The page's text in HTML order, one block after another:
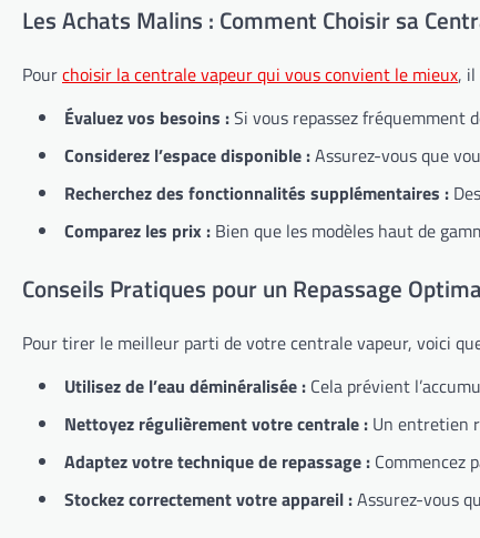
Les Achats Malins : Comment Choisir sa
Pourchoisir la centrale vapeur qui vous convient le mieux,
Évaluez vos besoins :Si vous repassez fréquemment
Considerez l’espace disponible :Assurez-vous que
Recherchez des fonctionnalités supplémentaires :
Comparez les prix : Bien que les modèles haut de
Conseils Pratiques pour un Repassage
Pour tirer le meilleur parti de votre centrale vapeur, voici
Utilisez de l’eau déminéralisée : Cela prévient
Nettoyez régulièrement votre centrale : Un entretien
Adaptez votre technique de repassage : Commencez
Stockez correctement votre appareil :Assurez-vous